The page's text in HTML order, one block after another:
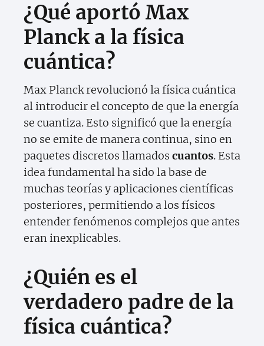
¿Qué aportó Max
Planck a la física
cuántica?
Max Planck revolucionó la física cuántica
al introducir el concepto de que la energía
se cuantiza. Esto significó que la energía
no se emite de manera continua, sino en
paquetes discretos llamados cuantos. Esta
idea fundamental ha sido la base de
muchas teorías y aplicaciones científicas
posteriores, permitiendo a los físicos
entender fenómenos complejos que antes
eran inexplicables.
¿Quién es el
verdadero padre de la
física cuántica?